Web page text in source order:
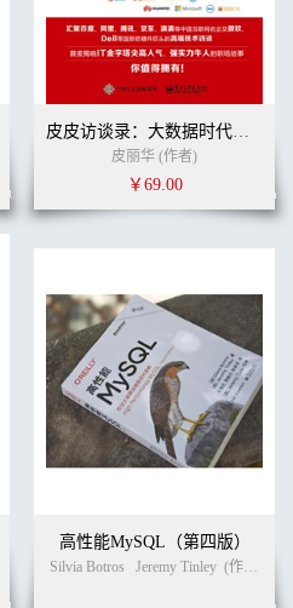
皮皮访谈录：大数据时代名家高端访谈
皮丽华 (作者)
￥69.00
高性能MySQL（第四版）
Silvia Botros Jeremy Tinley (作者)